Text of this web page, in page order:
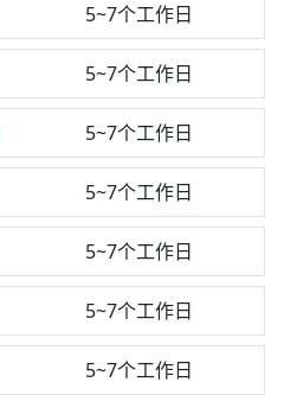
5~7个工作日
5~7个工作日
5~7个工作日
5~7个工作日
5~7个工作日
5~7个工作日
5~7个工作日